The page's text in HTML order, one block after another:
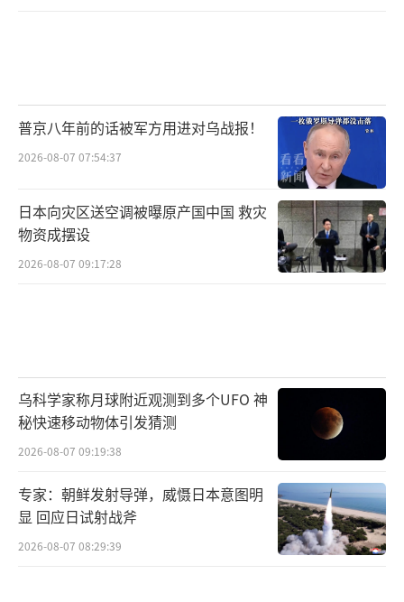
普京八年前的话被军方用进对乌战报！
2026-08-07 07:54:37
日本向灾区送空调被曝原产国中国 救灾
物资成摆设
2026-08-07 09:17:28
乌科学家称月球附近观测到多个UFO 神
秘快速移动物体引发猜测
2026-08-07 09:19:38
专家：朝鲜发射导弹，威慑日本意图明
显 回应日试射战斧
2026-08-07 08:29:39